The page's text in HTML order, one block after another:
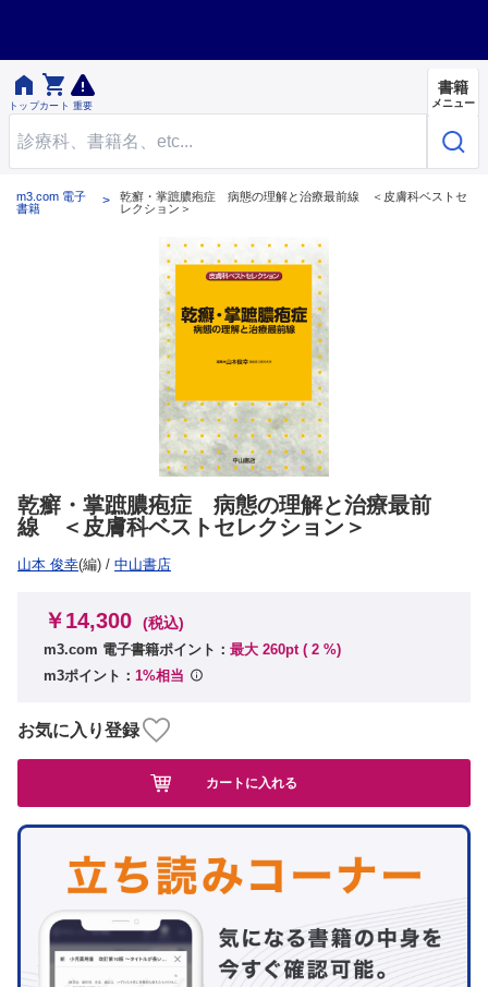

トップ

カート 重要
書籍
メニュー
m3.com 電子
書籍
乾癬・掌蹠膿疱症 病態の理解と治療最前線 ＜皮膚科ベストセ
レクション＞
乾癬・掌蹠膿疱症 病態の理解と治療最前
線 ＜皮膚科ベストセレクション＞
山本 俊幸(編) / 中山書店
￥14,300 (税込)
m3.com 電子書籍ポイント： 最大 260pt ( 2 %)
m3ポイント： 1%相当
お気に入り登録
カートに入れる